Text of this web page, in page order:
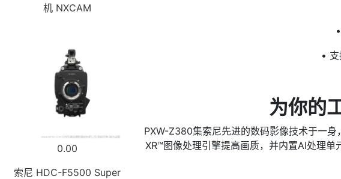
机 NXCAM
0.00
索尼 HDC-F5500 Super
•
为你的
PXW-Z380集索尼先进的数码影像技术于一
XR™图像处理引擎提高画质，并内置Al处理